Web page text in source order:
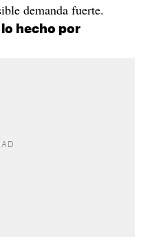
demanda fuerte.
hecho por